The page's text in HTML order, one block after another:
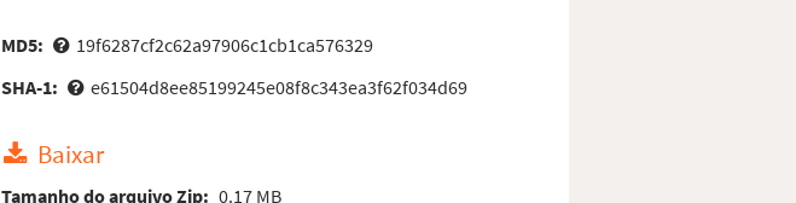
MD5:
19f6287cf2c62a97906c1cb1ca576329
SHA-1:
e61504d8ee85199245e08f8c343ea3f62f034d69
Baixar
Tamanho do arquivo Zip: 0.17 MB